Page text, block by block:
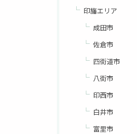
印旛エリア
成田市
佐倉市
四街道市
八街市
印西市
白井市
富里市